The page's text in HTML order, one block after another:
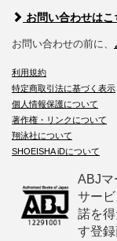
お問い合わせはこ
お問い合わせの前に、
利用規約
特定商取引法に基づく表示
個人情報保護について
著作権・リンクについて
翔泳社について
SHOEISHA iDについて
ABJマ
サー
諾を
す登